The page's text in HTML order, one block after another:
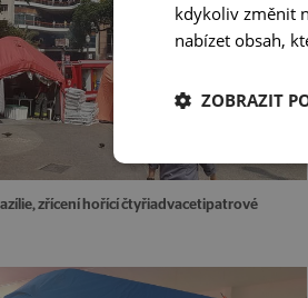
zřícení hořící čtyřiadvacetipatrové
kdykoliv změnit
nabízet obsah,
ZOBRAZIT